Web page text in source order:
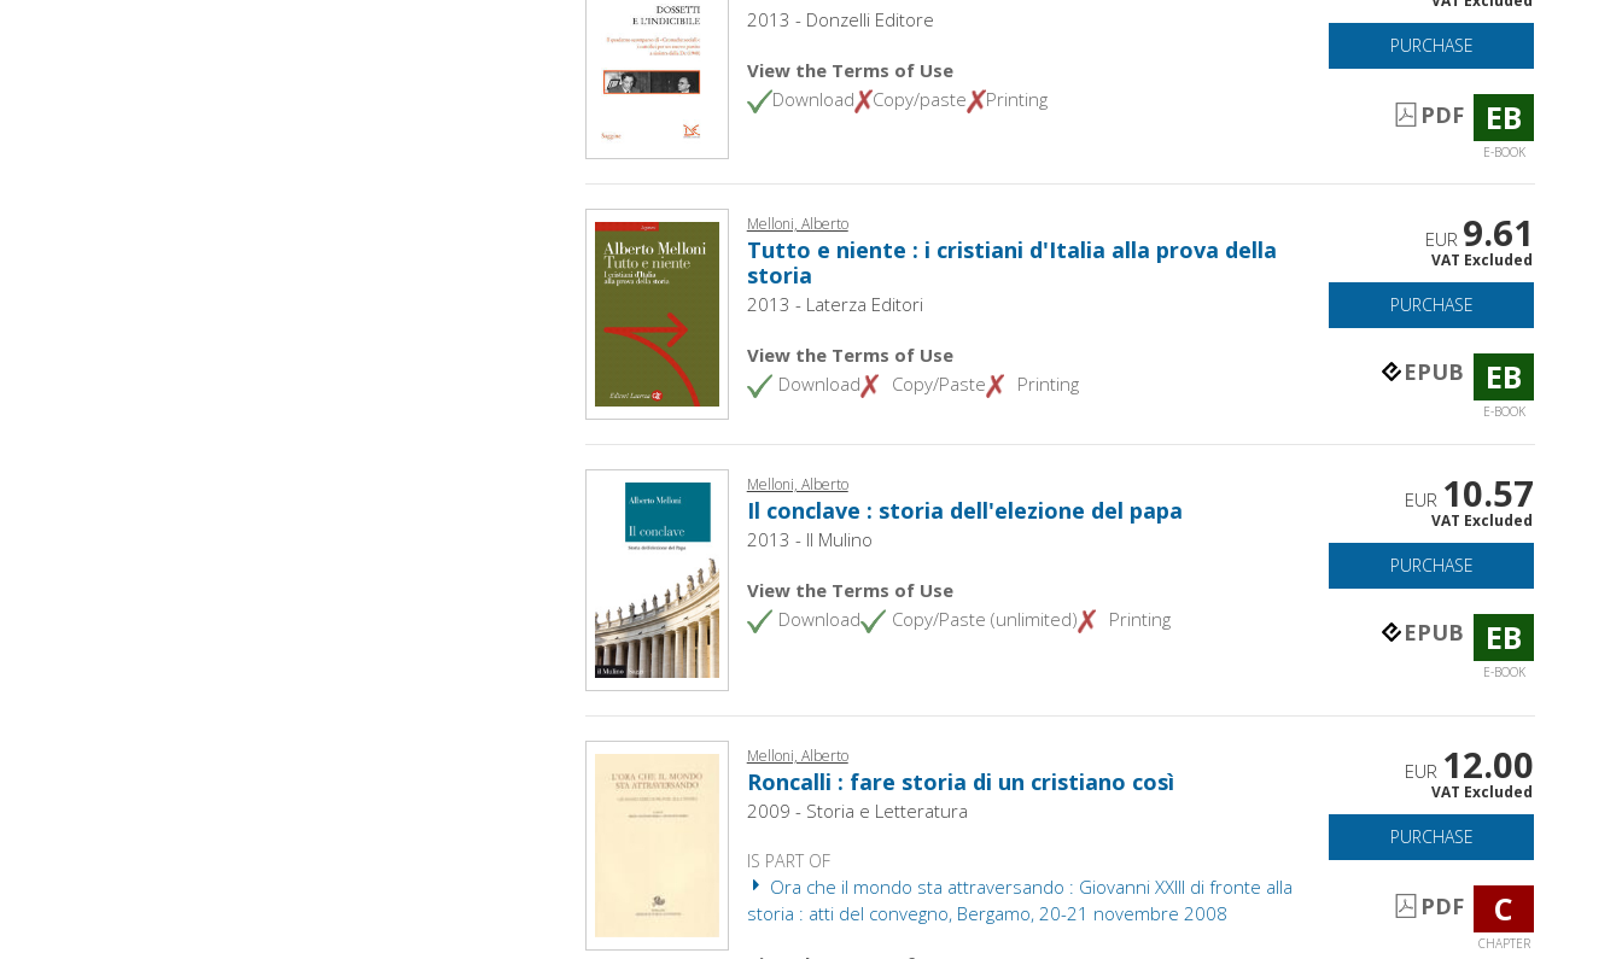
2013 - Donzelli Editore
View the Terms of Use
Download
Copy/paste Printing
PURCHASE
PDF EB
E-BOOK
Melloni, Alberto
Tutto e niente : i cristiani d'Italia alla prova della
storia
2013 - Laterza Editori
View the Terms of Use
Download
Copy/Paste Printing
EUR 9.61
VAT Excluded
PURCHASE
EPUB EB
E-BOOK
Melloni, Alberto
Il conclave : storia dell'elezione del papa
2013 - Il Mulino
View the Terms of Use
Download
Copy/Paste (unlimited) Printing
EUR 10.57
VAT Excluded
PURCHASE
EPUB EB
E-BOOK
Melloni, Alberto
Roncalli : fare storia di un cristiano così
2009 - Storia e Letteratura
IS PART OF
Ora che il mondo sta attraversando : Giovanni XXIII di fronte alla
storia : atti del convegno, Bergamo, 20-21 novembre 2008
EUR 12.00
VAT Excluded
PURCHASE
PDF C
CHAPTER